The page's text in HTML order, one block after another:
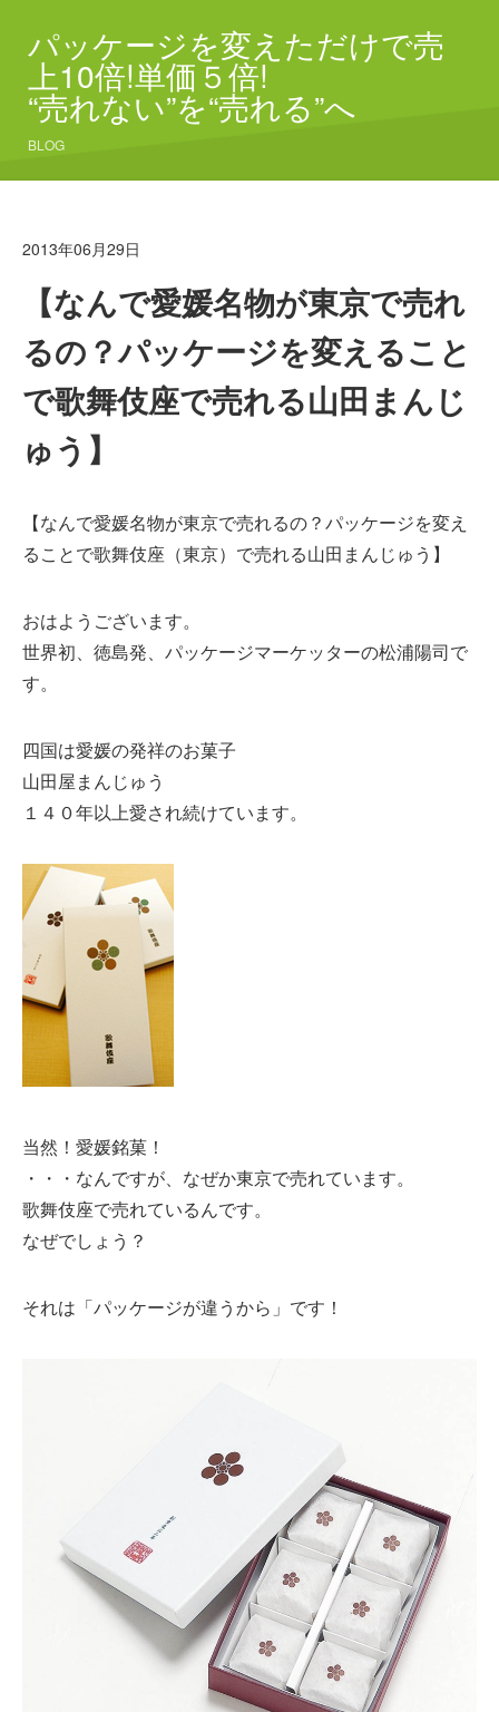
パッケージを変えただけで売
上10倍!単価５倍!
“売れない”を“売れる”へ
BLOG
2013年06月29日
【なんで愛媛名物が東京で売れ
るの？パッケージを変えること
で歌舞伎座で売れる山田まんじ
ゅう】
【なんで愛媛名物が東京で売れるの？パッケージを変え
ることで歌舞伎座（東京）で売れる山田まんじゅう】
おはようございます。
世界初、徳島発、パッケージマーケッターの松浦陽司で
す。
四国は愛媛の発祥のお菓子
山田屋まんじゅう
１４０年以上愛され続けています。
当然！愛媛銘菓！
・・・なんですが、なぜか東京で売れています。
歌舞伎座で売れているんです。
なぜでしょう？
それは「パッケージが違うから」です！